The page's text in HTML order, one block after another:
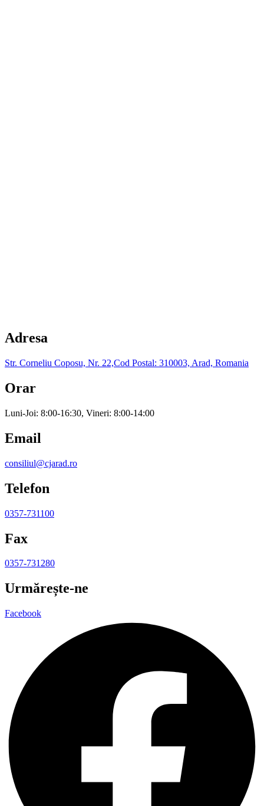
Adresa
Str. Corneliu Coposu, Nr. 22,Cod Postal: 310003, Arad, Romania
Orar
Luni-Joi: 8:00-16:30, Vineri: 8:00-14:00
Email
consiliul@cjarad.ro
Telefon
0357-731100
Fax
0357-731280
Urmărește-ne
Facebook